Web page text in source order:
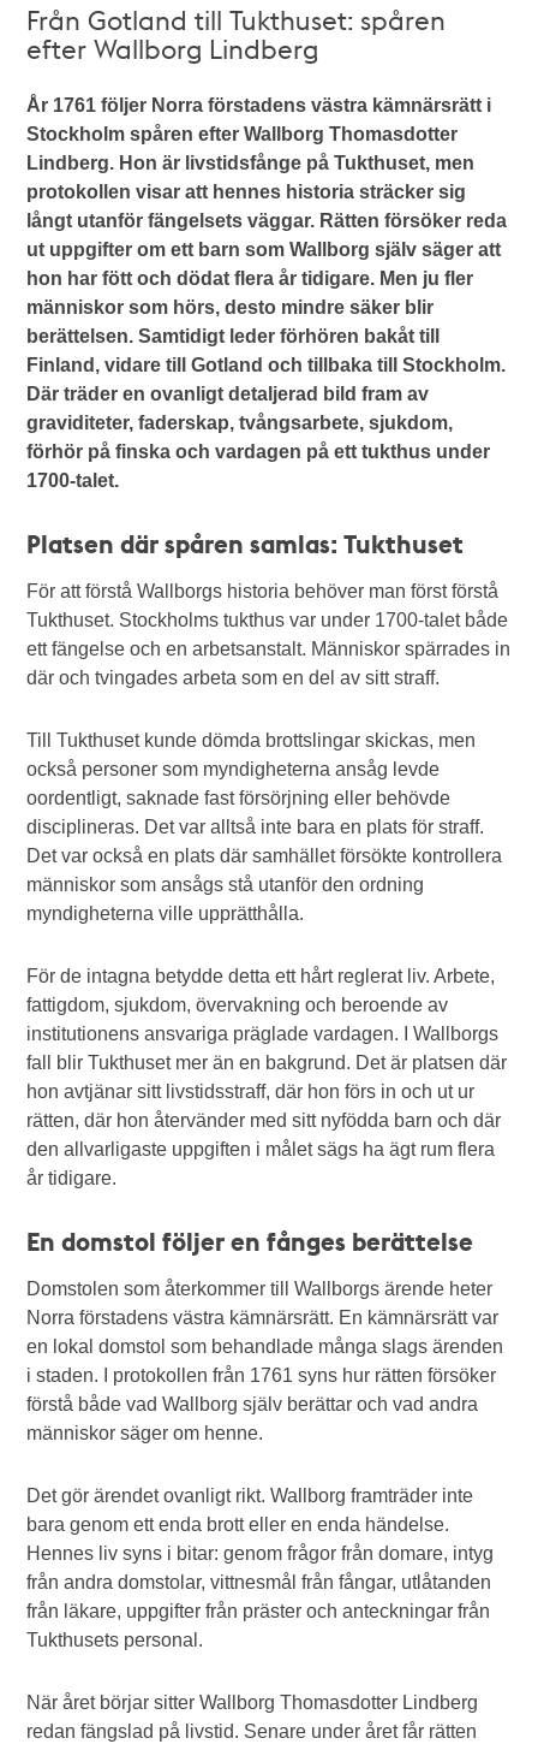
Från Gotland till Tukthuset: spåren
efter Wallborg Lindberg
År 1761 följer Norra förstadens västra kämnärsrätt i
Stockholm spåren efter Wallborg Thomasdotter
Lindberg. Hon är livstidsfånge på Tukthuset, men
protokollen visar att hennes historia sträcker sig
långt utanför fängelsets väggar. Rätten försöker reda
ut uppgifter om ett barn som Wallborg själv säger att
hon har fött och dödat flera år tidigare. Men ju fler
människor som hörs, desto mindre säker blir
berättelsen. Samtidigt leder förhören bakåt till
Finland, vidare till Gotland och tillbaka till Stockholm.
Där träder en ovanligt detaljerad bild fram av
graviditeter, faderskap, tvångsarbete, sjukdom,
förhör på finska och vardagen på ett tukthus under
1700-talet.
Platsen där spåren samlas: Tukthuset
För att förstå Wallborgs historia behöver man först förstå
Tukthuset. Stockholms tukthus var under 1700-talet både
ett fängelse och en arbetsanstalt. Människor spärrades in
där och tvingades arbeta som en del av sitt straff.
Till Tukthuset kunde dömda brottslingar skickas, men
också personer som myndigheterna ansåg levde
oordentligt, saknade fast försörjning eller behövde
disciplineras. Det var alltså inte bara en plats för straff.
Det var också en plats där samhället försökte kontrollera
människor som ansågs stå utanför den ordning
myndigheterna ville upprätthålla.
För de intagna betydde detta ett hårt reglerat liv. Arbete,
fattigdom, sjukdom, övervakning och beroende av
institutionens ansvariga präglade vardagen. I Wallborgs
fall blir Tukthuset mer än en bakgrund. Det är platsen där
hon avtjänar sitt livstidsstraff, där hon förs in och ut ur
rätten, där hon återvänder med sitt nyfödda barn och där
den allvarligaste uppgiften i målet sägs ha ägt rum flera
år tidigare.
En domstol följer en fånges berättelse
Domstolen som återkommer till Wallborgs ärende heter
Norra förstadens västra kämnärsrätt. En kämnärsrätt var
en lokal domstol som behandlade många slags ärenden
i staden. I protokollen från 1761 syns hur rätten försöker
förstå både vad Wallborg själv berättar och vad andra
människor säger om henne.
Det gör ärendet ovanligt rikt. Wallborg framträder inte
bara genom ett enda brott eller en enda händelse.
Hennes liv syns i bitar: genom frågor från domare, intyg
från andra domstolar, vittnesmål från fångar, utlåtanden
från läkare, uppgifter från präster och anteckningar från
Tukthusets personal.
När året börjar sitter Wallborg Thomasdotter Lindberg
redan fängslad på livstid. Senare under året får rätten